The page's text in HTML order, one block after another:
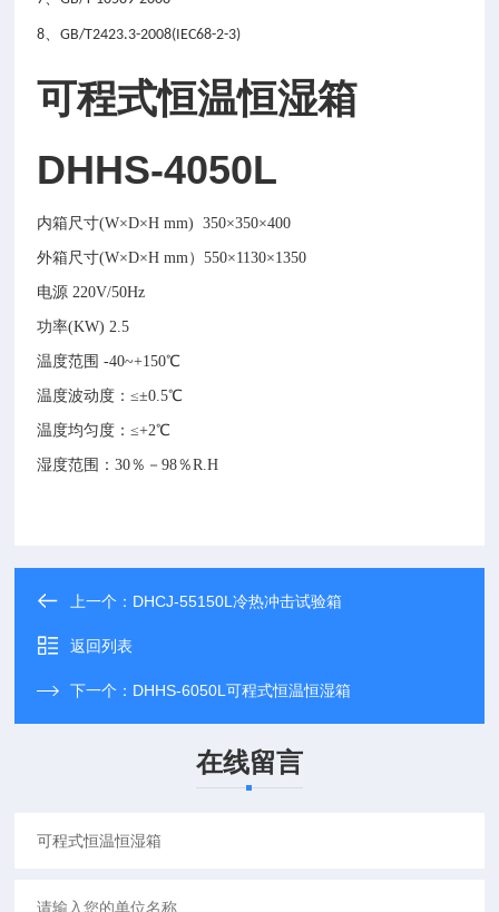
8、GB/T2423.3-2008(IEC68-2-3)
可程式恒温恒湿箱
DHHS-4050L
内箱尺寸(W×D×H mm) 350×350×400
外箱尺寸(W×D×H mm）550×1130×1350
电源 220V/50Hz
功率(KW) 2.5
温度范围 -40~+150℃
温度波动度：≤±0.5℃
温度均匀度：≤+2℃
湿度范围：30％－98％R.H
上一个： DHCJ-55150L冷热冲击试验箱
返回列表
下一个： DHHS-6050L可程式恒温恒湿箱
在线留言